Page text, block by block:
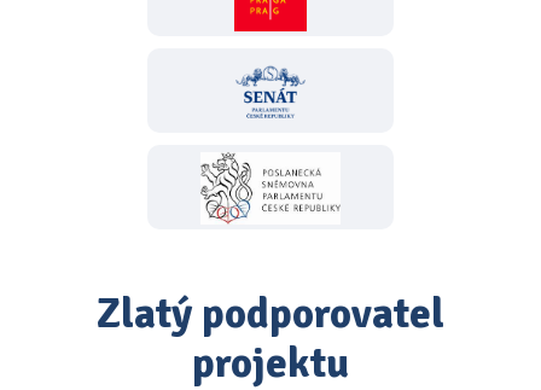
Zlatý podporovatel
projektu